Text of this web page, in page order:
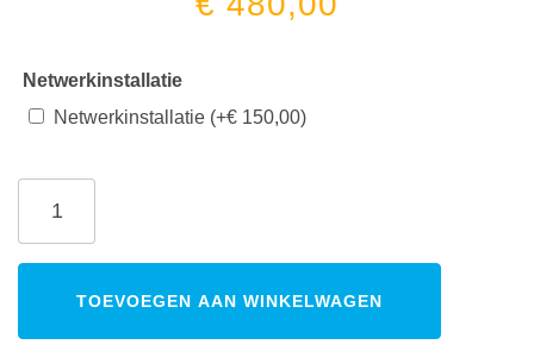
Netwerkinstallatie
Netwerkinstallatie (+€ 150,00)
TOEVOEGEN AAN WINKELWAGEN